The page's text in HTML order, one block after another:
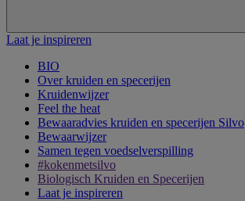
Laat je inspireren
BIO
Over kruiden en specerijen
Kruidenwijzer
Feel the heat
Bewaaradvies kruiden en specerijen Silvo
Bewaarwijzer
Samen tegen voedselverspilling
#kokenmetsilvo
Biologisch Kruiden en Specerijen
Laat je inspireren